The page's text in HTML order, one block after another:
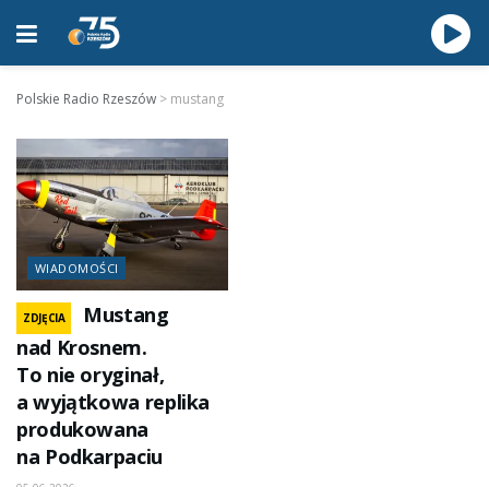
Polskie Radio Rzeszów > mustang
WIADOMOŚCI
ZDJĘCIA
Mustang
nad Krosnem.
To nie oryginał,
a wyjątkowa replika
produkowana
na Podkarpaciu